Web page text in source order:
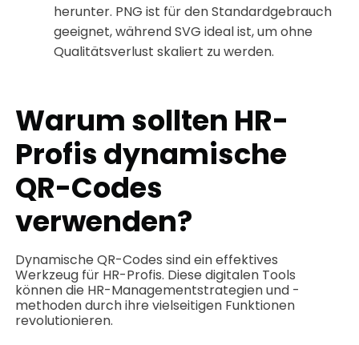
herunter. PNG ist für den Standardgebrauch
geeignet, während SVG ideal ist, um ohne
Qualitätsverlust skaliert zu werden.
Warum sollten HR-
Profis dynamische
QR-Codes
verwenden?
Dynamische QR-Codes sind ein effektives
Werkzeug für HR-Profis. Diese digitalen Tools
können die HR-Managementstrategien und -
methoden durch ihre vielseitigen Funktionen
revolutionieren.